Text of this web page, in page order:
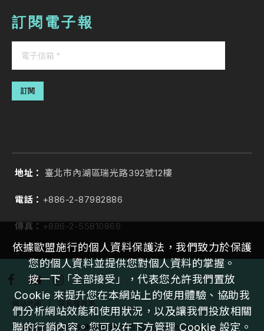
訂閱電子報
訂閱
地址： 臺北市內湖區瑞光路392號12樓
電話： +886-2-87982886
傳真： +886-2-55810868
Copyright © 2026 建興儲存科技 SSSTC Technology
網站地圖 隱私權政策
依據歐盟施行的個人資料保護法，我們致力於保護
您的個人資料並提供您對個人資料的掌握。
按一下「全部接受」，代表您允許我們置放
Cookie 來提升您在本網站上的使用體驗、協助我
們分析網站效能和使用狀況，以及讓我們投放相關
聯的行銷內容。您可以在下方管理 Cookie 設定。